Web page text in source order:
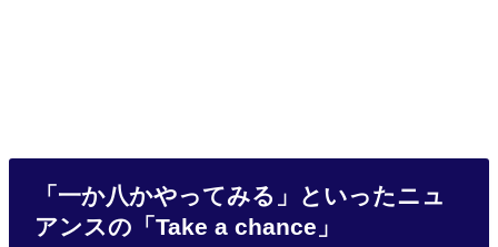
「一か八かやってみる」といったニュ
アンスの「Take a chance」